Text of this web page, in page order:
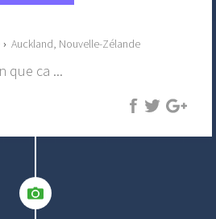
› Auckland, Nouvelle-Zélande
que ca ...